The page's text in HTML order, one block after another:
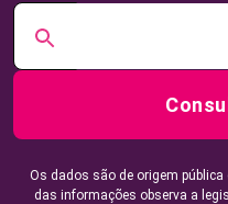
Os dados são de origem
das informações observa a